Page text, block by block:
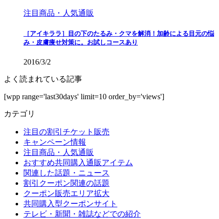
注目商品・人気通販
［アイキララ］目の下のたるみ・クマを解消！加齢による目元の悩
み・皮膚痩せ対策に。お試しコースあり
2016/3/2
よく読まれている記事
[wpp range='last30days' limit=10 order_by='views']
カテゴリ
注目の割引チケット販売
キャンペーン情報
注目商品・人気通販
おすすめ共同購入通販アイテム
関連した話題・ニュース
割引クーポン関連の話題
クーポン販売エリア拡大
共同購入型クーポンサイト
テレビ・新聞・雑誌などでの紹介